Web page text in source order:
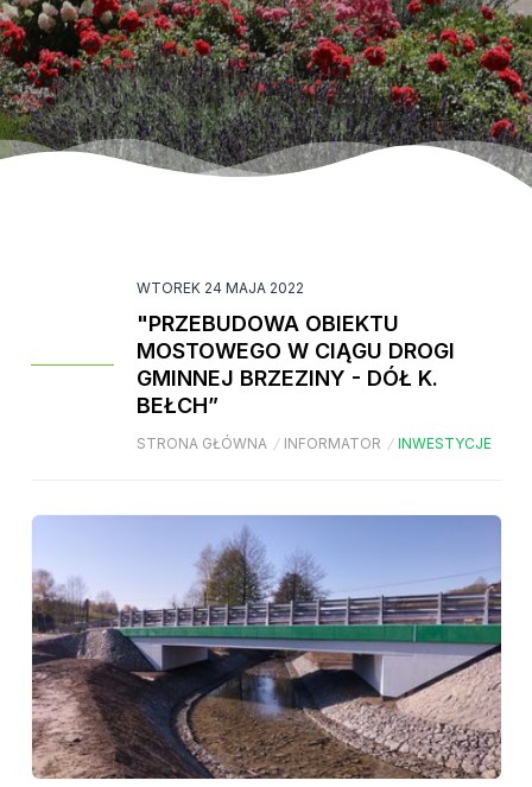
WTOREK 24 MAJA 2022
"PRZEBUDOWA OBIEKTU
MOSTOWEGO W CIĄGU DROGI
GMINNEJ BRZEZINY - DÓŁ K.
BEŁCH”
STRONA GŁÓWNA / INFORMATOR / INWESTYCJE